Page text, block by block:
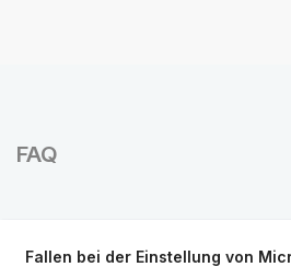
FAQ
Fallen bei der Einstellung von